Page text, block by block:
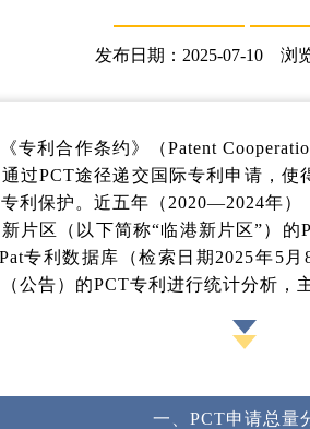
发布日期：2025-07-10 浏
专利合作条约》（Patent
过PCT途径递交国际专利申请，使
利保护。近五年（2020—2024年）
片区（以下简称“临港新片区”）的
专利数据库（检索日期 2025年5 月
公告）的PCT专利进行统计分析，
一、PCT申请总量